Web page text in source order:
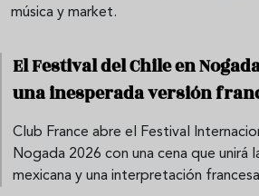
música y market.
El Festival del Chile en
una inesperada versión
Club France abre el Festival
Nogada 2026 con una cena que unirá
mexicana y una interpretación